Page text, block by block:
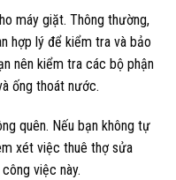
máy giặt. Thông thường,
hợp lý để kiểm tra và bảo
nên kiểm tra các bộ phận
ống thoát nước.
quên. Nếu bạn không tự
xét việc thuê thợ sửa
việc này.